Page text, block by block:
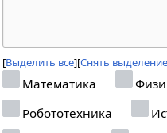
Выделить все Снять
Математика
Робототехника